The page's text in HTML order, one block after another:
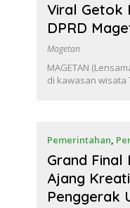
Viral Getok
DPRD
Magetan
MAGETAN
di kawasan
Pemerintahan,
Grand Final
Ajang
Penggerak